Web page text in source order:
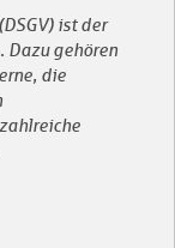
ist der
Dazu gehören
die